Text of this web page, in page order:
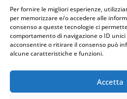
Per fornire le migliori esperienze,
per memorizzare e/o accedere alle
consenso a queste tecnologie ci
comportamento di navigazione o ID
acconsentire o ritirare il consenso può
alcune caratteristiche e funzioni.
Accetta
chiavicodificate@gmail.com
Privacy Policy
Cookie Policy
MAPS